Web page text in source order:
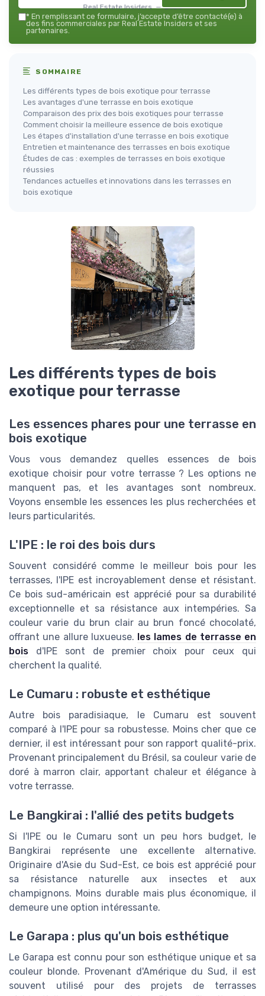
Real Estate Insiders — 2026
* En remplissant ce formulaire, j’accepte d’être contacté(e) à
des fins commerciales par Real Estate Insiders et ses
partenaires.
SOMMAIRE
Les différents types de bois exotique pour terrasse
Les avantages d'une terrasse en bois exotique
Comparaison des prix des bois exotiques pour terrasse
Comment choisir la meilleure essence de bois exotique
Les étapes d'installation d'une terrasse en bois exotique
Entretien et maintenance des terrasses en bois exotique
Études de cas : exemples de terrasses en bois exotique
réussies
Tendances actuelles et innovations dans les terrasses en
bois exotique
Les différents types de bois
exotique pour terrasse
Les essences phares pour une terrasse en
bois exotique
Vous vous demandez quelles essences de bois
exotique choisir pour votre terrasse ? Les options ne
manquent pas, et les avantages sont nombreux.
Voyons ensemble les essences les plus recherchées et
leurs particularités.
L'IPE : le roi des bois durs
Souvent considéré comme le meilleur bois pour les
terrasses, l'IPE est incroyablement dense et résistant.
Ce bois sud-américain est apprécié pour sa durabilité
exceptionnelle et sa résistance aux intempéries. Sa
couleur varie du brun clair au brun foncé chocolaté,
offrant une allure luxueuse. les lames de terrasse en
bois d'IPE sont de premier choix pour ceux qui
cherchent la qualité.
Le Cumaru : robuste et esthétique
Autre bois paradisiaque, le Cumaru est souvent
comparé à l'IPE pour sa robustesse. Moins cher que ce
dernier, il est intéressant pour son rapport qualité-prix.
Provenant principalement du Brésil, sa couleur varie de
doré à marron clair, apportant chaleur et élégance à
votre terrasse.
Le Bangkirai : l'allié des petits budgets
Si l'IPE ou le Cumaru sont un peu hors budget, le
Bangkirai représente une excellente alternative.
Originaire d'Asie du Sud-Est, ce bois est apprécié pour
sa résistance naturelle aux insectes et aux
champignons. Moins durable mais plus économique, il
demeure une option intéressante.
Le Garapa : plus qu'un bois esthétique
Le Garapa est connu pour son esthétique unique et sa
couleur blonde. Provenant d'Amérique du Sud, il est
souvent utilisé pour des projets de terrasses